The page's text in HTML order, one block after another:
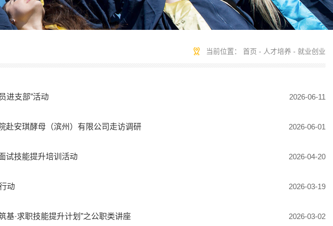
当前位置： 首页 - 人才培养 - 就业创业
2026-06-11
进支部”活动
2026-06-01
赴安琪酵母（滨州）有限公司走访调研
2026-04-20
试技能提升培训活动
2026-03-19
动
2026-03-02
基·求职技能提升计划”之公职类讲座